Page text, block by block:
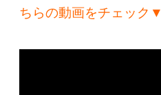
ちらの動画をチェック▼